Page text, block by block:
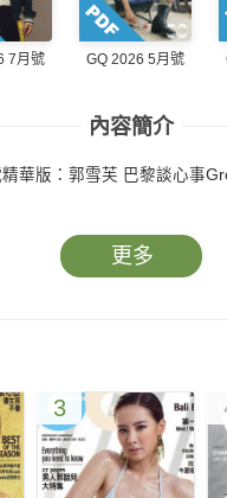
7月號 GQ 2026 5月號
內容簡介
華版：郭雪芙 巴黎談心事
更多
3